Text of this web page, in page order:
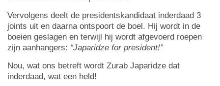
Vervolgens deelt de presidentskandidaat inderdaad 3
joints uit en daarna ontspoort de boel. Hij wordt in de
boeien geslagen en terwijl hij wordt afgevoerd roepen
zijn aanhangers: “Japaridze for president!”
Nou, wat ons betreft wordt Zurab Japaridze dat
inderdaad, wat een held!